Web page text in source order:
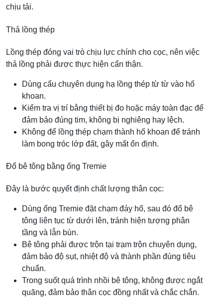
chịu tải.
Thả lồng thép
Lồng thép đóng vai trò chịu lực chính cho cọc, nên việc
thả lồng phải được thực hiện cẩn thận.
Dùng cẩu chuyên dụng hạ lồng thép từ từ vào hố
khoan.
Kiểm tra vị trí bằng thiết bị đo hoặc máy toàn đạc để
đảm bảo đúng tim, không bị nghiêng hay lệch.
Không để lồng thép chạm thành hố khoan để tránh
làm bong tróc lớp đất, gây mất ổn định.
Đổ bê tông bằng ống Tremie
Đây là bước quyết định chất lượng thân cọc:
Dùng ống Tremie đặt chạm đáy hố, sau đó đổ bê
tông liên tục từ dưới lên, tránh hiện tượng phân
tầng và lẫn bùn.
Bê tông phải được trộn tại trạm trộn chuyên dụng,
đảm bảo độ sụt, nhiệt độ và thành phần đúng tiêu
chuẩn.
Trong suốt quá trình nhồi bê tông, không được ngắt
quãng, đảm bảo thân cọc đồng nhất và chắc chắn.